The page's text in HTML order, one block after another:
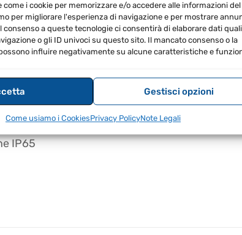
come i cookie per memorizzare e/o accedere alle informazioni del
per migliorare l'esperienza di navigazione e per mostrare
consenso a queste tecnologie ci consentirà di elaborare dati
o gli ID univoci su questo sito. Il mancato consenso o la
influire negativamente su alcune caratteristiche e
Gestisci opzioni
Come usiamo i CookiesPrivacy PolicyNote Legali
per resistere a condizioni esterne, dotato di
320*240
IP65